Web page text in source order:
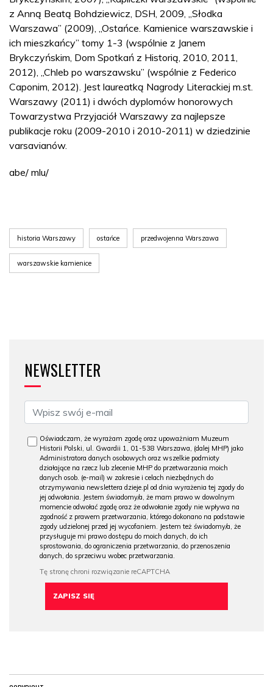
z Anną Beatą Bohdziewicz, DSH, 2009, „Słodka
Warszawa” (2009), „Ostańce. Kamienice warszawskie i
ich mieszkańcy” tomy 1-3 (wspólnie z Janem
Brykczyńskim, Dom Spotkań z Historią, 2010, 2011,
2012), „Chleb po warszawsku” (wspólnie z Federico
Caponim, 2012). Jest laureatką Nagrody Literackiej m.st.
Warszawy (2011) i dwóch dyplomów honorowych
Towarzystwa Przyjaciół Warszawy za najlepsze
publikacje roku (2009-2010 i 2010-2011) w dziedzinie
varsavianów.
abe/ mlu/
historia Warszawy ostańce przedwojenna Warszawa
warszawskie kamienice
NEWSLETTER
Oświadczam, że wyrażam zgodę oraz upoważniam Muzeum
Historii Polski, ul. Gwardii 1, 01-538 Warszawa, (dalej MHP) jako
Administratora danych osobowych oraz wszelkie podmioty
działające na rzecz lub zlecenie MHP do przetwarzania moich
danych osob. (e-mail) w zakresie i celach niezbędnych do
otrzymywania newslettera dzieje.pl od dnia wyrażenia tej zgody do
jej odwołania. Jestem świadomy/a, że mam prawo w dowolnym
momencie odwołać zgodę oraz że odwołanie zgody nie wpływa na
zgodność z prawem przetwarzania, którego dokonano na podstawie
zgody udzielonej przed jej wycofaniem. Jestem też świadomy/a, że
przysługuje mi prawo dostępu do moich danych, do ich
sprostowania, do ograniczenia przetwarzania, do przenoszenia
danych, do sprzeciwu wobec przetwarzania.